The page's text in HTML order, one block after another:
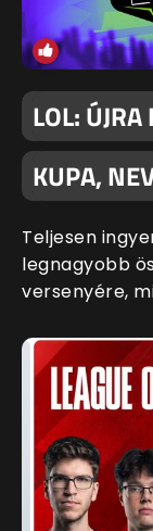
LOL:
KUPA,
Teljesen
legnagyobb
versenyére,